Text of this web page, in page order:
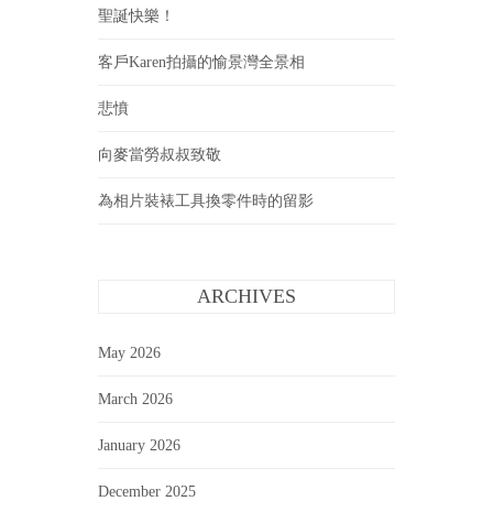
聖誕快樂！
客戶Karen拍攝的愉景灣全景相
悲憤
向麥當勞叔叔致敬
為相片裝裱工具換零件時的留影
ARCHIVES
May 2026
March 2026
January 2026
December 2025